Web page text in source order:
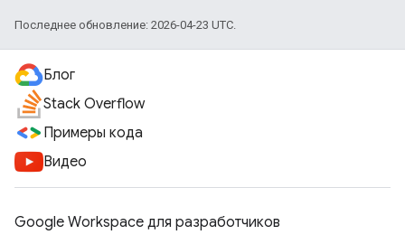
Последнее обновление: 2026-04-23 UTC.
Блог
Stack Overflow
Примеры кода
Видео
Google Workspace для разработчиков